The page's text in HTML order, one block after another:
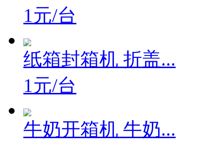
1元/台
纸箱封箱机 折盖...
1元/台
牛奶开箱机 牛奶...